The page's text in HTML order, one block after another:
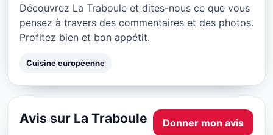
Découvrez La Traboule et dites-nous ce que vous
pensez à travers des commentaires et des photos.
Profitez bien et bon appétit.
Cuisine européenne
Avis sur La Traboule Donner mon avis